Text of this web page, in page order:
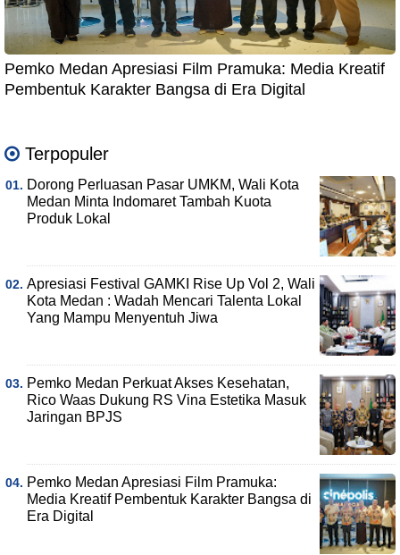
Pemko Medan Apresiasi Film Pramuka: Media Kreatif
Pembentuk Karakter Bangsa di Era Digital
Terpopuler
Dorong Perluasan Pasar UMKM, Wali Kota
Medan Minta Indomaret Tambah Kuota
Produk Lokal
Apresiasi Festival GAMKI Rise Up Vol 2, Wali
Kota Medan : Wadah Mencari Talenta Lokal
Yang Mampu Menyentuh Jiwa
Pemko Medan Perkuat Akses Kesehatan,
Rico Waas Dukung RS Vina Estetika Masuk
Jaringan BPJS
Pemko Medan Apresiasi Film Pramuka:
Media Kreatif Pembentuk Karakter Bangsa di
Era Digital